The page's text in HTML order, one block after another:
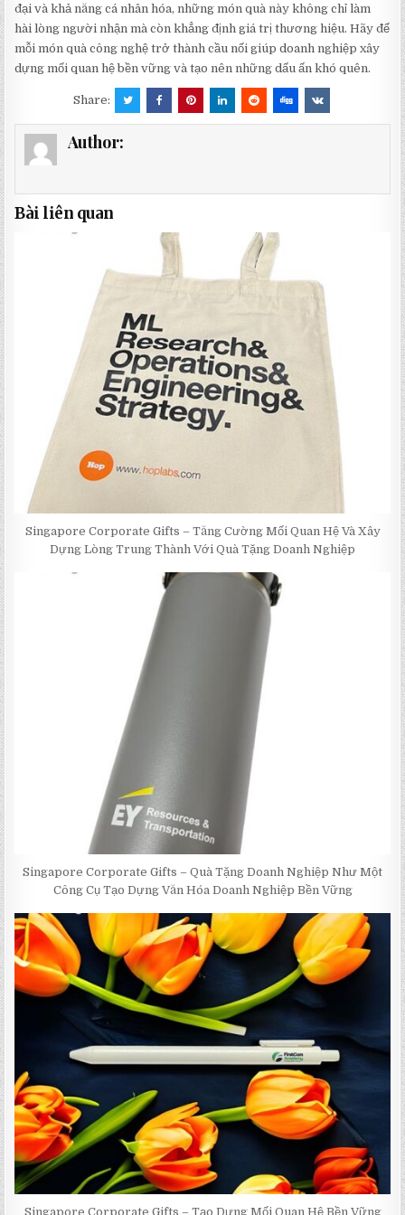
đại và khả năng cá nhân hóa, những món quà này không chỉ làm
hài lòng người nhận mà còn khẳng định giá trị thương hiệu. Hãy để
mỗi món quà công nghệ trở thành cầu nối giúp doanh nghiệp xây
dựng mối quan hệ bền vững và tạo nên những dấu ấn khó quên.
Share:
Author:
Bài liên quan
Singapore Corporate Gifts – Tăng Cường Mối Quan Hệ Và Xây
Dựng Lòng Trung Thành Với Quà Tặng Doanh Nghiệp
Singapore Corporate Gifts – Quà Tặng Doanh Nghiệp Như Một
Công Cụ Tạo Dựng Văn Hóa Doanh Nghiệp Bền Vững
Singapore Corporate Gifts – Tạo Dựng Mối Quan Hệ Bền Vững